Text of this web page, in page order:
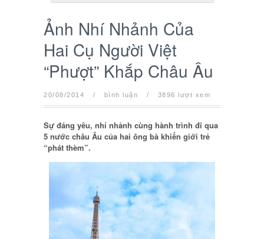
Ảnh Nhí Nhảnh Của
Hai Cụ Người Việt
“Phượt” Khắp Châu Âu
20/08/2014 / bình luận / 3896 lượt xem
Sự đáng yêu, nhí nhảnh cùng hành trình đi qua
5 nước châu Âu của hai ông bà khiến giới trẻ
“phát thèm”.